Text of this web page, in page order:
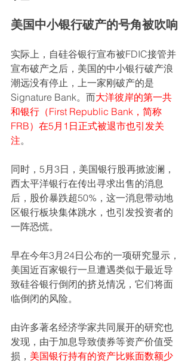
美国中小银行破产的号角被吹响
实际上，自硅谷银行宣布被FDIC接管并
宣布破产之后，美国的中小银行破产浪
潮远没有停止，上一家刚破产的是
Signature Bank。而大洋彼岸的第一共
和银行（First Republic Bank，简称
FRB）在5月1日正式被退市也引发关
注。
同时，5月3日，美国银行股再掀波澜，
西太平洋银行在传出寻求出售的消息
后，股价暴跌超50%，这一消息带动地
区银行板块集体跳水，也引发投资者的
一阵恐慌。
早在今年3月24日公布的一项研究显示，
美国近百家银行一旦遭遇类似于最近导
致硅谷银行倒闭的挤兑情况，它们将面
临倒闭的风险。
由许多著名经济学家共同展开的研究也
发现，由于加息导致债券等资产价值受
损， 美国银行持有的资产比账面数额少